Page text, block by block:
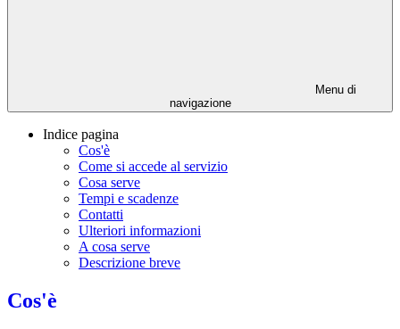
Menu di
navigazione
Indice pagina
Cos'è
Come si accede al servizio
Cosa serve
Tempi e scadenze
Contatti
Ulteriori informazioni
A cosa serve
Descrizione breve
Cos'è